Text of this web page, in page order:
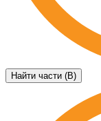
Найти части (B)